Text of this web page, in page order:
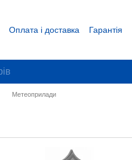
Оплата і доставка Гарантія
Метеоприлади